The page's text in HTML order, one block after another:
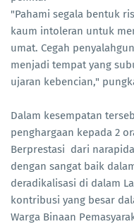
"Pahami segala bentuk
kaum intoleran untuk
umat. Cegah
menjadi tempat yang
ujaran kebencian,"
Dalam kesempatan
penghargaan kepada 2
Berprestasi dari
dengan sangat baik
deradikalisasi di dalam
kontribusi yang besar
Warga Binaan